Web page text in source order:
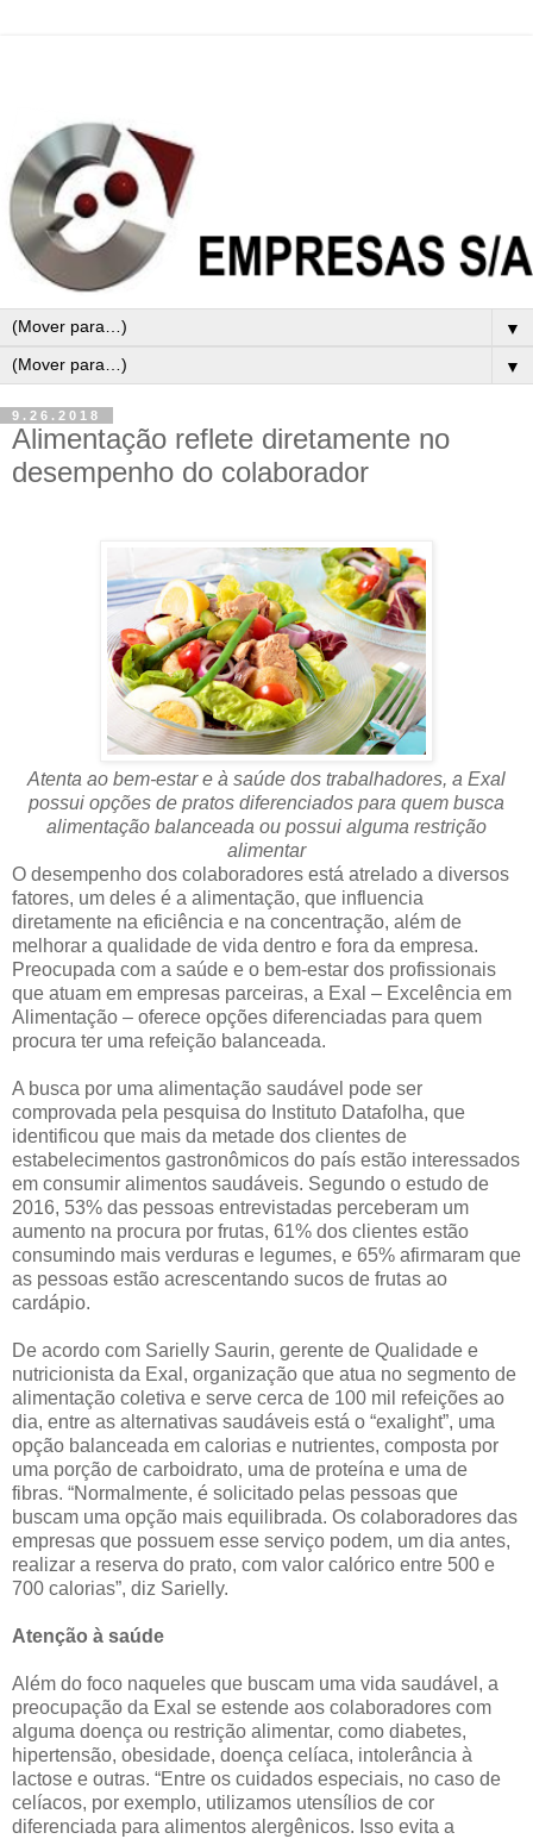
▼
▼
9.26.2018
Alimentação reflete diretamente no
desempenho do colaborador
Atenta ao bem-estar e à saúde dos trabalhadores, a Exal
possui opções de pratos diferenciados para quem busca
alimentação balanceada ou possui alguma restrição
alimentar
O desempenho dos colaboradores está atrelado a diversos
fatores, um deles é a alimentação, que influencia
diretamente na eficiência e na concentração, além de
melhorar a qualidade de vida dentro e fora da empresa.
Preocupada com a saúde e o bem-estar dos profissionais
que atuam em empresas parceiras, a Exal – Excelência em
Alimentação – oferece opções diferenciadas para quem
procura ter uma refeição balanceada.
A busca por uma alimentação saudável pode ser
comprovada pela pesquisa do Instituto Datafolha, que
identificou que mais da metade dos clientes de
estabelecimentos gastronômicos do país estão interessados
em consumir alimentos saudáveis. Segundo o estudo de
2016, 53% das pessoas entrevistadas perceberam um
aumento na procura por frutas, 61% dos clientes estão
consumindo mais verduras e legumes, e 65% afirmaram que
as pessoas estão acrescentando sucos de frutas ao
cardápio.
De acordo com Sarielly Saurin, gerente de Qualidade e
nutricionista da Exal, organização que atua no segmento de
alimentação coletiva e serve cerca de 100 mil refeições ao
dia, entre as alternativas saudáveis está o “exalight”, uma
opção balanceada em calorias e nutrientes, composta por
uma porção de carboidrato, uma de proteína e uma de
fibras. “Normalmente, é solicitado pelas pessoas que
buscam uma opção mais equilibrada. Os colaboradores das
empresas que possuem esse serviço podem, um dia antes,
realizar a reserva do prato, com valor calórico entre 500 e
700 calorias”, diz Sarielly.
Atenção à saúde
Além do foco naqueles que buscam uma vida saudável, a
preocupação da Exal se estende aos colaboradores com
alguma doença ou restrição alimentar, como diabetes,
hipertensão, obesidade, doença celíaca, intolerância à
lactose e outras. “Entre os cuidados especiais, no caso de
celíacos, por exemplo, utilizamos utensílios de cor
diferenciada para alimentos alergênicos. Isso evita a